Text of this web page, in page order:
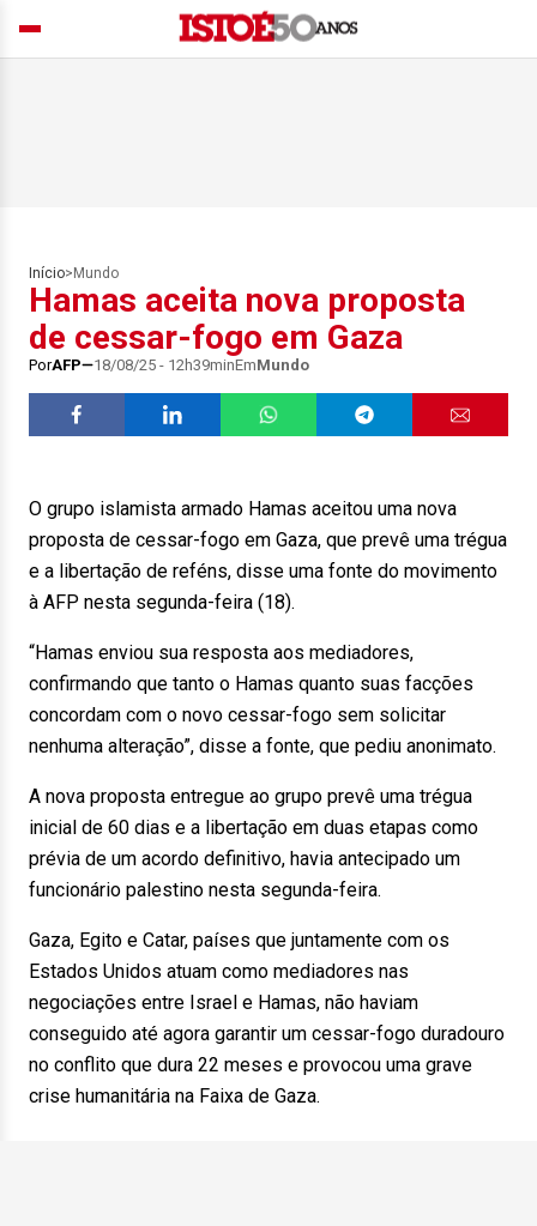
Início> Mundo
Hamas aceita nova proposta
de cessar-fogo em Gaza
PorAFP 18/08/25 - 12h39minEmMundo
O grupo islamista armado Hamas aceitou uma nova
proposta de cessar-fogo em Gaza, que prevê uma trégua
e a libertação de reféns, disse uma fonte do movimento
à AFP nesta segunda-feira (18).
“Hamas enviou sua resposta aos mediadores,
confirmando que tanto o Hamas quanto suas facções
concordam com o novo cessar-fogo sem solicitar
nenhuma alteração”, disse a fonte, que pediu anonimato.
A nova proposta entregue ao grupo prevê uma trégua
inicial de 60 dias e a libertação em duas etapas como
prévia de um acordo definitivo, havia antecipado um
funcionário palestino nesta segunda-feira.
Gaza, Egito e Catar, países que juntamente com os
Estados Unidos atuam como mediadores nas
negociações entre Israel e Hamas, não haviam
conseguido até agora garantir um cessar-fogo duradouro
no conflito que dura 22 meses e provocou uma grave
crise humanitária na Faixa de Gaza.